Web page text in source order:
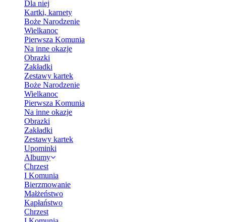
Dla niej
Kartki, karnety
Boże Narodzenie
Wielkanoc
Pierwsza Komunia
Na inne okazje
Obrazki
Zakładki
Zestawy kartek
Boże Narodzenie
Wielkanoc
Pierwsza Komunia
Na inne okazje
Obrazki
Zakładki
Zestawy kartek
Upominki
Albumy
Chrzest
I Komunia
Bierzmowanie
Małżeństwo
Kapłaństwo
Chrzest